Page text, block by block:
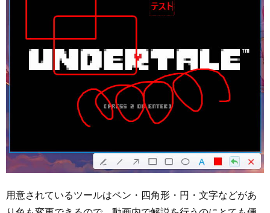
用意されているツールはペン・四角形・円・文字などがあ